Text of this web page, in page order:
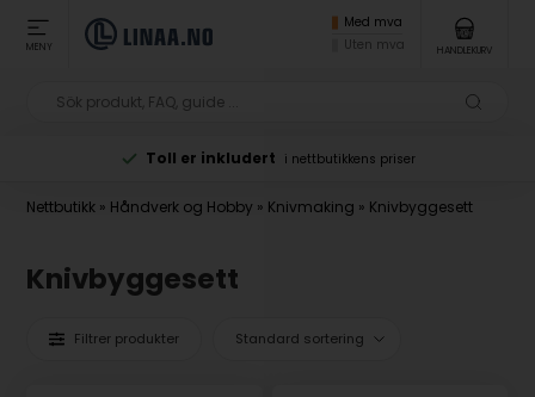
MENY
Med mva
Uten mva
HANDLEKURV
Toll er inkludert i nettbutikkens priser
Nettbutikk » Håndverk og Hobby » Knivmaking » Knivbyggesett
Knivbyggesett
Filtrer produkter